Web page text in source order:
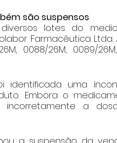
são suspensos
lotes do
Farmacêutica
0088/26M, 0089/
uma
Embora o
incorretamente a